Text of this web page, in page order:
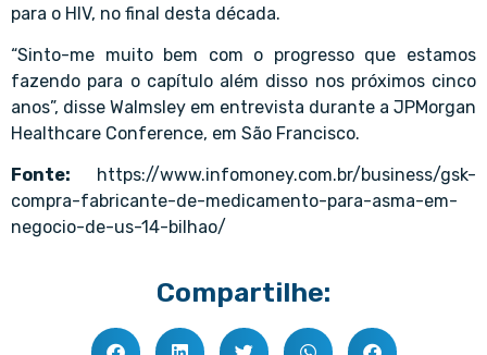
para o HIV, no final desta década.
“Sinto-me muito bem com o progresso que estamos
fazendo para o capítulo além disso nos próximos cinco
anos”, disse Walmsley em entrevista durante a JPMorgan
Healthcare Conference, em São Francisco.
Fonte: https://www.infomoney.com.br/business/gsk-
compra-fabricante-de-medicamento-para-asma-em-
negocio-de-us-14-bilhao/
Compartilhe: